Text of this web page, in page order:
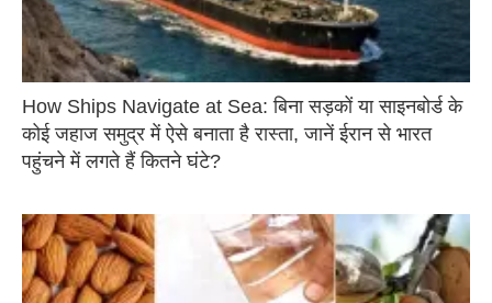
How Ships Navigate at Sea: बिना सड़कों या साइनबोर्ड के
कोई जहाज समुद्र में ऐसे बनाता है रास्ता, जानें ईरान से भारत
पहुंचने में लगते हैं कितने घंटे?